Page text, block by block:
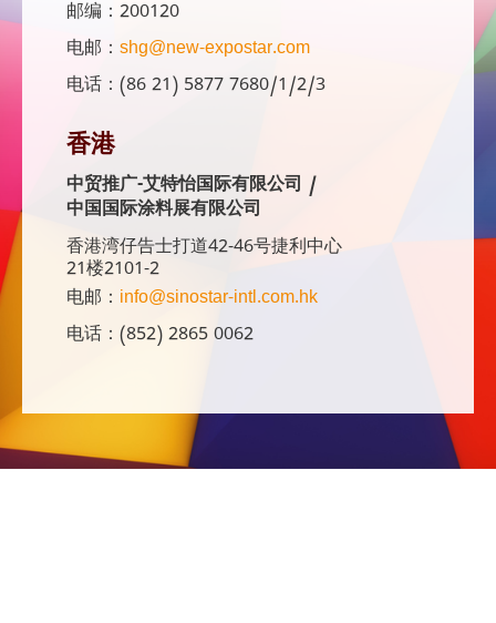
邮编：200120
电邮： shg@new-expostar.com
电话：(86 21) 5877 7680/1/2/3
香港
中贸推广-艾特怡国际有限公司 /
中国国际涂料展有限公司
香港湾仔告士打道42-46号捷利中心
21楼2101-2
电邮： info@sinostar-intl.com.hk
电话：(852) 2865 0062